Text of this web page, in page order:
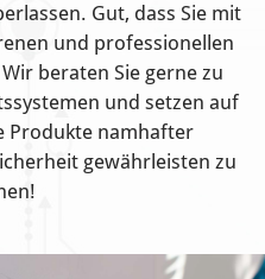
Gut, dass Sie mit
und professionellen
beraten Sie gerne zu
und setzen auf
Produkte namhafter
gewährleisten zu